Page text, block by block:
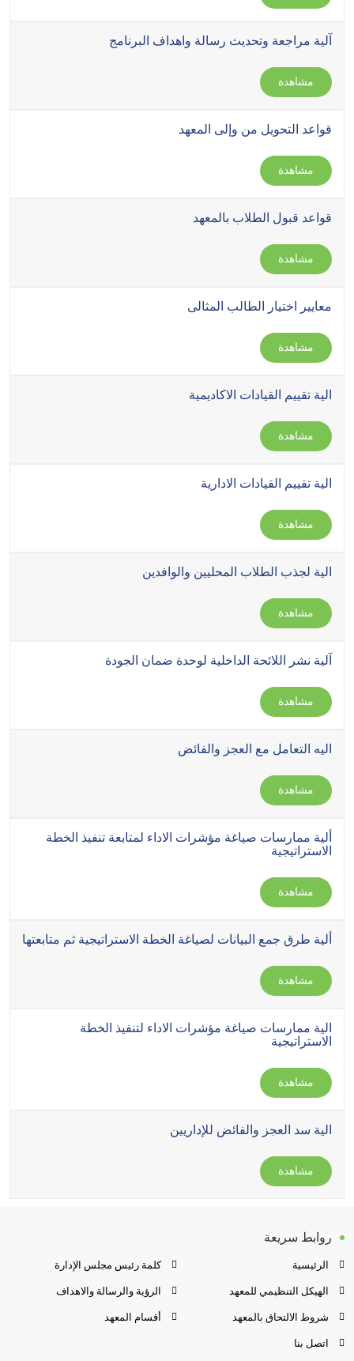
آلية مراجعة وتحديث رسالة واهداف البرنامج
مشاهدة
قواعد التحويل من وإلى المعهد
مشاهدة
قواعد قبول الطلاب بالمعهد
مشاهدة
معايير اختيار الطالب المثالى
مشاهدة
الية تقييم القيادات الاكاديمية
مشاهدة
الية تقييم القيادات الادارية
مشاهدة
الية لجذب الطلاب المحليين والوافدين
مشاهدة
آلية نشر اللائحة الداخلية لوحدة ضمان الجودة
مشاهدة
اليه التعامل مع العجز والفائض
مشاهدة
ألية ممارسات صياغة مؤشرات الاداء لمتابعة تنفيذ الخطة
الاستراتيجية
مشاهدة
ألية طرق جمع البيانات لصياغة الخطة الاستراتيجية ثم متابعتها
مشاهدة
الية ممارسات صياغة مؤشرات الاداء لتنفيذ الخطة
الاستراتيجية
مشاهدة
الية سد العجز والفائض للإداريين
مشاهدة
روابط سريعة
الرئيسية كلمة رئيس مجلس الإدارة
الهيكل التنظيمي للمعهد الرؤية والرسالة والاهداف
شروط الالتحاق بالمعهد أقسام المعهد
اتصل بنا